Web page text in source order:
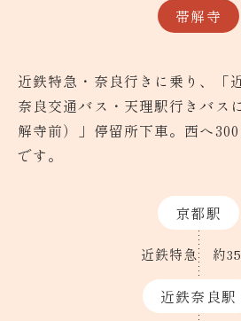
帯解寺
近鉄特急・奈良行きに乗り、「
奈良交通バス・天理駅行きバス
解寺前）」停留所下車。西へ
です。
京都駅
近鉄特急 約
近鉄奈良駅